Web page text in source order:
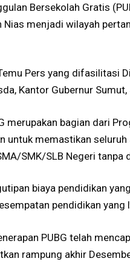
Bersekolah Gratis
menjadi wilayah
Pers yang difasilitasi
Kantor Gubernur
merupakan bagian dari
untuk memastikan
SMK/SLB Negeri tanpa
biaya pendidikan
pendidikan yang
PUBG telah
rampung akhir